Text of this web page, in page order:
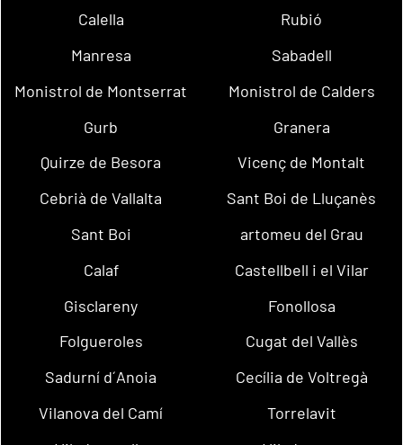
Calella
Rubió
Manresa
Sabadell
Monistrol de Montserrat
Monistrol de Calders
Gurb
Granera
Quirze de Besora
Vicenç de Montalt
Cebrià de Vallalta
Sant Boi de Lluçanès
Sant Boi
artomeu del Grau
Calaf
Castellbell i el Vilar
Gisclareny
Fonollosa
Folgueroles
Cugat del Vallès
Sadurní d´Anoia
Cecília de Voltregà
Vilanova del Camí
Torrelavit